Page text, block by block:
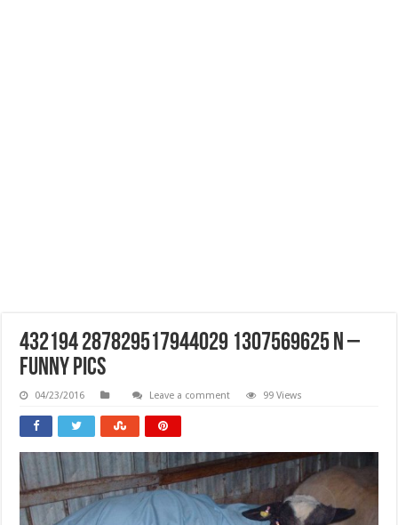
432194 287829517944029 1307569625 N –
Funny Pics
04/23/2016 Leave a comment 99 Views